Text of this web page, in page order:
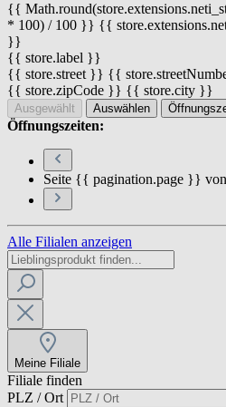
{{
* 100) / 100 }} {{
}}
{{ store.label }}
{{ store.street }} {{
{{ store.zipCode }} {{ store.city }}
Ausgewählt Auswählen
Öffnungszeiten:
Seite {{ pagination.page }}
Alle Filialen anzeigen
Meine Filiale
Filiale finden
PLZ / Ort